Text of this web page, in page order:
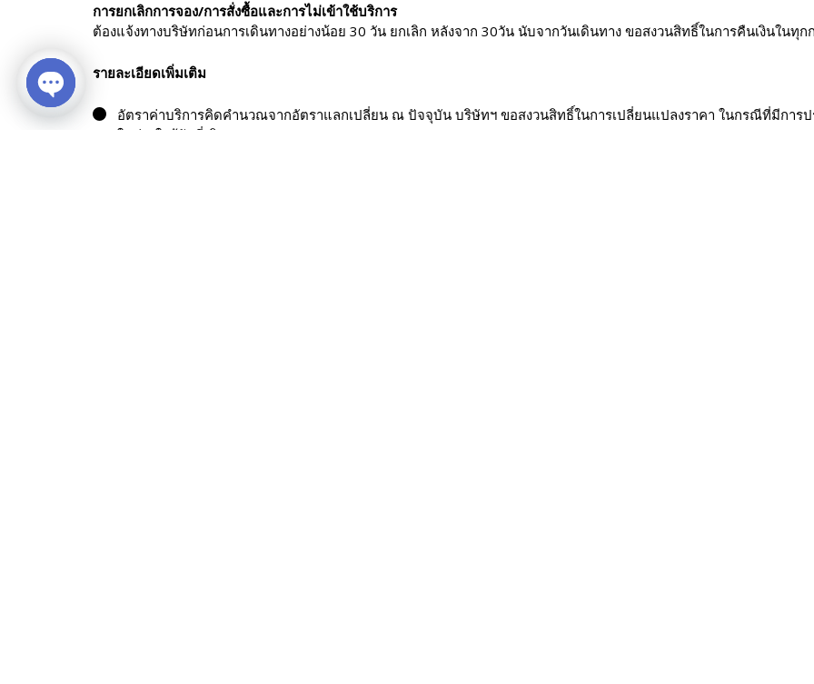
การยกเลิกการจอง/การสั่งซื้อและการไม่เข้าใช้บริการ
ต้องแจ้งทางบริษัทก่อนการเดินทางอย่างน้อย 30 วัน ยกเลิก หลังจาก 30วัน นับจากวันเดินทาง ขอสงวนสิทธิ์ในการคืนเงินในทุ
รายละเอียดเพิ่มเติม
อัตราค่าบริการคิดคำนวณจากอัตราแลกเปลี่ยน ณ ปัจจุบัน บริษัทฯ ขอสงวนสิทธิ์ในการเปลี่ยนแปลงราคา ในกรณีที่มีการ
ในช่วงใกล้วันที่เดินทาง
Open chaty